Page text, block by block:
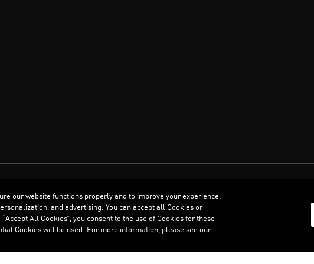
العربية
our website functions properly and to improve your experience.
and advertising. You can accept all Cookies or
All Cookies”, you consent to the use of Cookies for these
Cookies will be used. For more information, please see our